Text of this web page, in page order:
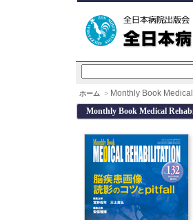
ホーム > Monthly Book
Monthly Book Medical